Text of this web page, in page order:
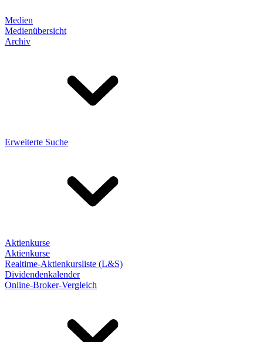
Medien
Medienübersicht
Archiv
Erweiterte Suche
Aktienkurse
Aktienkurse
Realtime-Aktienkursliste (L&S)
Dividendenkalender
Online-Broker-Vergleich